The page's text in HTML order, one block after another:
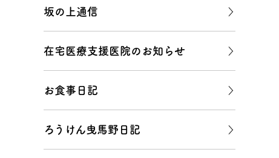
坂の上通信
在宅医療支援医院のお知らせ
お食事日記
ろうけん曳馬野日記